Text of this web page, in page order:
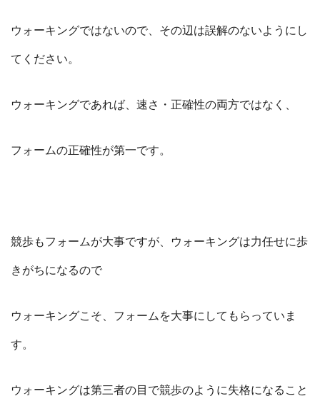
ウォーキングではないので、その辺は誤解のないようにし
てください。
ウォーキングであれば、速さ・正確性の両方ではなく、
フォームの正確性が第一です。
競歩もフォームが大事ですが、ウォーキングは力任せに歩
きがちになるので
ウォーキングこそ、フォームを大事にしてもらっていま
す。
ウォーキングは第三者の目で競歩のように失格になること